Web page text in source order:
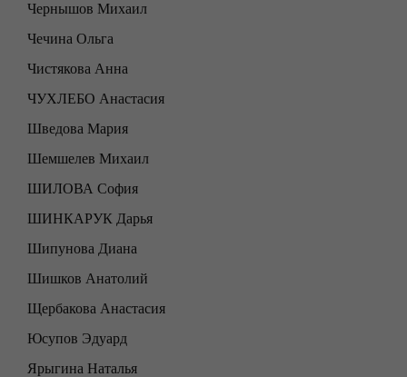
Чернышов Михаил
Чечина Ольга
Чистякова Анна
ЧУХЛЕБО Анастасия
Шведова Мария
Шемшелев Михаил
ШИЛОВА София
ШИНКАРУК Дарья
Шипунова Диана
Шишков Анатолий
Щербакова Анастасия
Юсупов Эдуард
Ярыгина Наталья